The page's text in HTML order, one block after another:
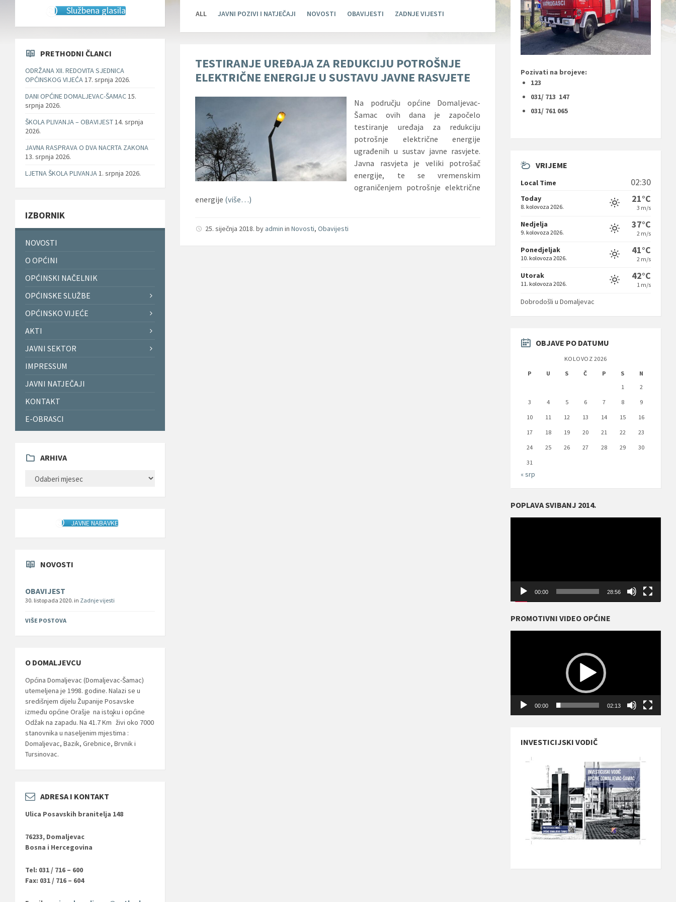
ALL JAVNI POZIVI I NATJEČAJI NOVOSTI OBAVIJESTI ZADNJE VIJESTI
TESTIRANJE UREĐAJA ZA REDUKCIJU POTROŠNJE
ELEKTRIČNE ENERGIJE U SUSTAVU JAVNE RASVJETE
Na području općine Domaljevac-
Šamac ovih dana je započelo
testiranje uređaja za redukciju
potrošnje električne energije
ugrađenih u sustav javne rasvjete.
Javna rasvjeta je veliki potrošač
energije, te se vremenskim
ograničenjem potrošnje električne
energije (više…)
25. siječnja 2018.by admin inNovosti,Obavijesti
Službena glasila
PRETHODNI ČLANCI
ODRŽANA XII. REDOVITA SJEDNICA
OPĆINSKOG VIJEĆA17. srpnja 2026.
DANI OPĆINE DOMALJEVAC-ŠAMAC15.
srpnja 2026.
ŠKOLA PLIVANJA – OBAVIJEST14. srpnja
2026.
JAVNA RASPRAVA O DVA NACRTA ZAKONA
13. srpnja 2026.
LJETNA ŠKOLA PLIVANJA1. srpnja 2026.
IZBORNIK
NOVOSTI
O OPĆINI
OPĆINSKI NAČELNIK
OPĆINSKE SLUŽBE
OPĆINSKO VIJEĆE
AKTI
JAVNI SEKTOR
IMPRESSUM
JAVNI NATJEČAJI
KONTAKT
E-OBRASCI
ARHIVA
JAVNE NABAVKE
NOVOSTI
OBAVIJEST
30. listopada 2020. in Zadnje vijesti
VIŠE POSTOVA
O DOMALJEVCU
Općina Domaljevac (Domaljevac-Šamac)
utemeljena je 1998. godine. Nalazi se u
središnjem dijelu Županije Posavske
između općine Orašje na istoku i općine
Odžak na zapadu. Na 41.7 Km
2
živi oko 7000
stanovnika u naseljenim mjestima :
Domaljevac, Bazik, Grebnice, Brvnik i
Tursinovac.
ADRESA I KONTAKT
Ulica Posavskih branitelja 148
76233, Domaljevac
Bosna i Hercegovina
Tel: 031 / 716 – 600
Fax: 031 / 716 – 604
Pozivati na brojeve:
123
031/ 713 147
031/ 761 065
VRIJEME
Local Time 02:30
Today
8. kolovoza 2026.
21°C
3 m/s
Nedjelja
9. kolovoza 2026.
37°C
2 m/s
Ponedjeljak
10. kolovoza 2026.
41°C
2 m/s
Utorak
11. kolovoza 2026.
42°C
1 m/s
Dobrodošli u Domaljevac
OBJAVE PO DATUMU
KOLOVOZ 2026
P
U S Č P S
N
1
2
3
4 5 6 7 8
9
10
11 12 13 14 15
16
17
18 19 20 21 22
23
24
25 26 27 28 29
30
31
« srp
POPLAVA SVIBANJ 2014.
00:00 28:56
PROMOTIVNI VIDEO OPĆINE
00:00 02:13
INVESTICIJSKI VODIČ